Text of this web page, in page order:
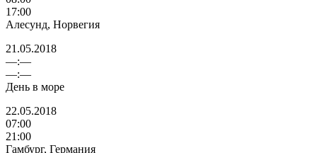
17:00
Алесунд, Норвегия
21.05.2018
—:—
—:—
День в море
22.05.2018
07:00
21:00
Гамбург, Германия